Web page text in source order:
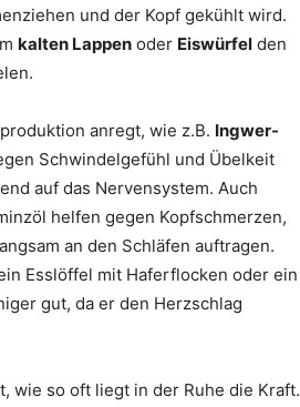
und der Kopf gekühlt wird.
kalten Lappen oder Eiswürfel den
anregt, wie z.B. Ingwer-
Schwindelgefühl und Übelkeit
auf das Nervensystem. Auch
helfen gegen Kopfschmerzen,
an den Schläfen auftragen.
Esslöffel mit Haferflocken oder ein
gut, da er den Herzschlag
wie so oft liegt in der Ruhe die Kraft.